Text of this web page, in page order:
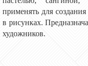
применять для
в рисунках.
художников.